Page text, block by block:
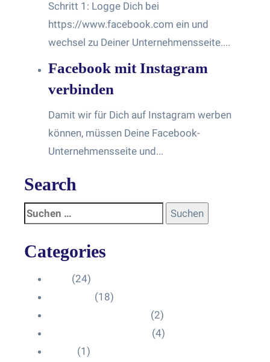
Schritt 1: Logge Dich bei
https://www.facebook.com ein und
wechsel zu Deiner Unternehmensseite....
Facebook mit Instagram
verbinden
Damit wir für Dich auf Instagram werben
können, müssen Deine Facebook-
Unternehmensseite und...
Search
Categories
(24)
(18)
(2)
(4)
(1)